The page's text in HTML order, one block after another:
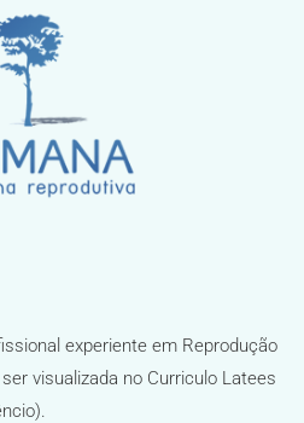
experiente em Reprodução
visualizada no Curriculo Latees